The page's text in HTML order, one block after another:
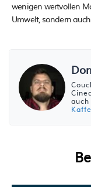
wenigen wertvollen
Umwelt, sondern